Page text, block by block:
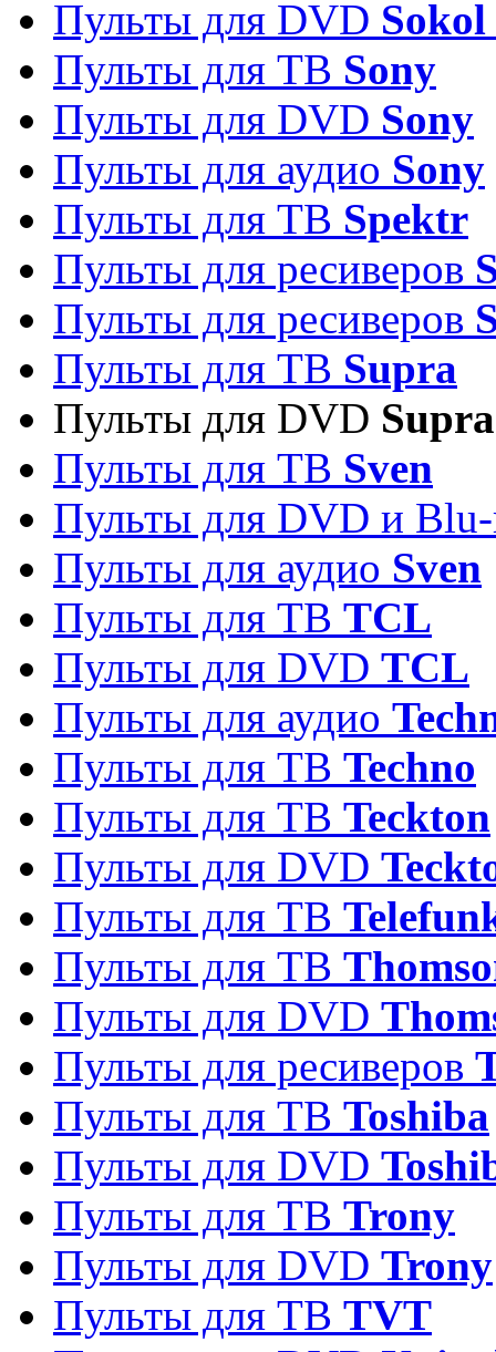
Пульты для DVD
Пульты для ТВ Sony
Пульты для DVD Sony
Пульты для аудио Sony
Пульты для ТВ Spektr
Пульты для ресиверов
Пульты для ресиверов
Пульты для ТВ Supra
Пульты для DVD Supra
Пульты для ТВ Sven
Пульты для DVD и
Пульты для аудио Sven
Пульты для ТВ TCL
Пульты для DVD TCL
Пульты для аудио
Пульты для ТВ Techno
Пульты для ТВ Teckton
Пульты для DVD
Пульты для ТВ
Пульты для ТВ
Пульты для DVD
Пульты для ресиверов
Пульты для ТВ Toshiba
Пульты для DVD
Пульты для ТВ Trony
Пульты для DVD Trony
Пульты для ТВ TVT